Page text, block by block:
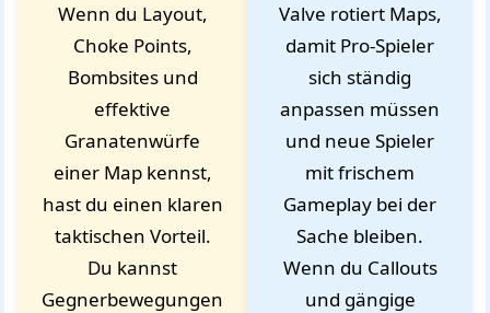
Wenn du Layout,
Choke Points,
Bombsites und
effektive
Granatenwürfe
einer Map kennst,
hast du einen klaren
taktischen Vorteil.
Du kannst
Gegnerbewegungen
Valve rotiert Maps,
damit Pro-Spieler
sich ständig
anpassen müssen
und neue Spieler
mit frischem
Gameplay bei der
Sache bleiben.
Wenn du Callouts
und gängige